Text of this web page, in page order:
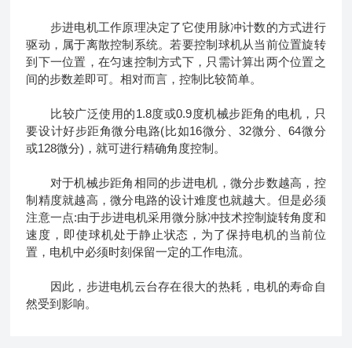
步进电机工作原理决定了它使用脉冲计数的方式进行
驱动，属于离散控制系统。若要控制球机从当前位置旋转
到下一位置，在匀速控制方式下，只需计算出两个位置之
间的步数差即可。相对而言，控制比较简单。
比较广泛使用的1.8度或0.9度机械步距角的电机，只
要设计好步距角微分电路(比如16微分、32微分、64微分
或128微分)，就可进行精确角度控制。
对于机械步距角相同的步进电机，微分步数越高，控
制精度就越高，微分电路的设计难度也就越大。但是必须
注意一点:由于步进电机采用微分脉冲技术控制旋转角度和
速度，即使球机处于静止状态，为了保持电机的当前位
置，电机中必须时刻保留一定的工作电流。
因此，步进电机云台存在很大的热耗，电机的寿命自
然受到影响。